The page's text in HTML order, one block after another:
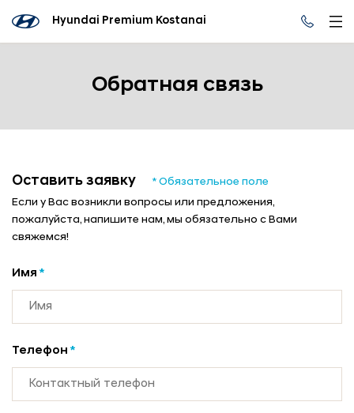
Hyundai Premium Kostanai
Обратная связь
Оставить заявку
* Обязательное поле
Если у Вас возникли вопросы или предложения,
пожалуйста, напишите нам, мы обязательно с Вами
свяжемся!
Имя *
Телефон *